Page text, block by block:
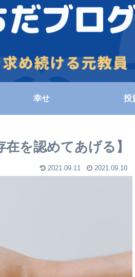
幸せ 投
を認めてあげる】
2021.09.11 2021.09.10